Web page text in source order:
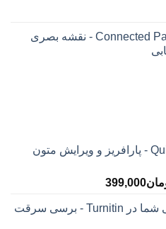
اکانت پرمیوم Connected Papers - نقشه بصری
اکانت پرمیوم Quillbot - پارافریز و ویرایش متون
399,000محدوده
تومان145,000
شارژ اکانت شخصی شما در Turnitin - برسی سرقت